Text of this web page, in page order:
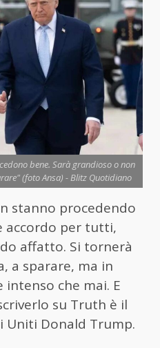
bene. Sarà grandioso o non
(foto Ansa) - Blitz Quotidiano
stanno procedendo
accordo per tutti,
affatto. Si tornerà
a sparare, ma in
intenso che mai. E
su Truth è il
Uniti Donald Trump.